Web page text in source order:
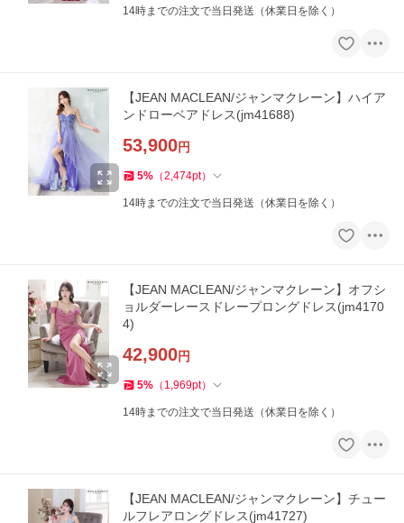
14時までの注文で当日発送（休業日を除く）
【JEAN MACLEAN/ジャンマクレーン】ハイア
ンドローベアドレス(jm41688)
53,900円
5% （2,474pt）
14時までの注文で当日発送（休業日を除く）
【JEAN MACLEAN/ジャンマクレーン】オフシ
ョルダーレースドレープロングドレス(jm4170
4)
42,900円
5% （ 1,969pt）
14時までの注文で当日発送（休業日を除く）
【JEAN MACLEAN/ジャンマクレーン】チュー
ルフレアロングドレス(jm41727)